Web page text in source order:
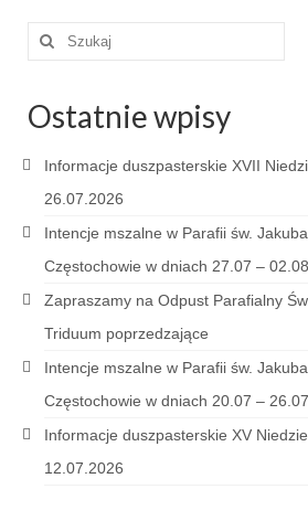
Pogrzeb katolicki
Sakrament chrztu
Sakrament eucharystii
Sakrament pojednania
Sakrament małżeństwa
Sakrament kapłaństwa
Sakrament namaszczenia
Galeria
Szuklaj
Ostatnie wpisy
Informacje duszpasterskie XVII
26.07.2026
Intencje mszalne w Parafii św. Jakuba
Częstochowie w dniach 27.07 –
Zapraszamy na Odpust Parafialny
Triduum poprzedzające
Intencje mszalne w Parafii św. Jakuba
Częstochowie w dniach 20.07 –
Informacje duszpasterskie XV
12.07.2026